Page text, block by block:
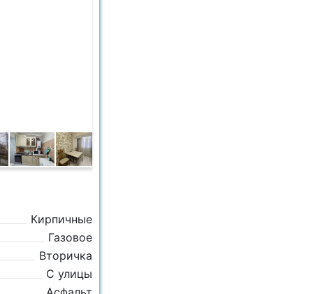
Кирпичные
Газовое
Вторичка
С улицы